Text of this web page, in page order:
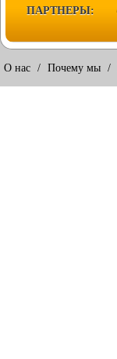
ПАРТНЕРЫ:
О нас / Почему мы /